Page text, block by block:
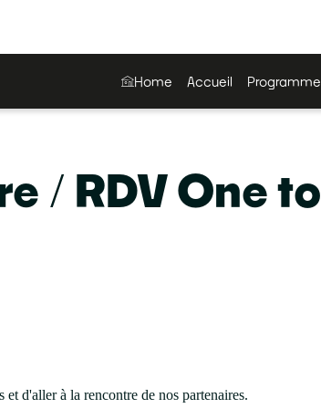
Home Accueil Programme
/ RDV One to